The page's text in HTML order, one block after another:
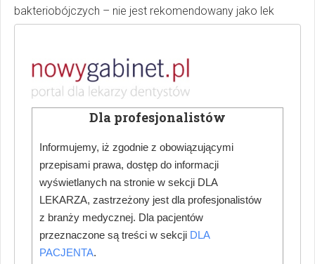
bakteriobójczych – nie jest rekomendowany jako lek
pierwszego rzutu, choć posiada znakomitą zdolność
odstawienie antybiotyku, bez jednoczesnego zalecenia
innej terapii, było błędem. Należy jednak zauważyć, że
antybiotyk został ponownie przepisany pacjentowi
podczas wizyty w dniu 25 sierpnia 2009 r., a o złym
samopoczuciu powoda lekarz został poinformowany
przez jego matkę w dniu 27 sierpnia 2009 r. Z zeznań
lekarza prowadzącego W.T. wynika, że zalecił on
wówczas konsultację z lekarzem pierwszego kontaktu.
Po wizycie w dn. 28 sierpnia 2009 r. następna kontrola
miała miejsce dopiero 22 marca 2010 r.
Dla profesjonalistów
Informujemy, iż zgodnie z obowiązującymi
przepisami prawa, dostęp do informacji
wyświetlanych na stronie w sekcji DLA
LEKARZA, zastrzeżony jest dla profesjonalistów
z branży medycznej. Dla pacjentów
przeznaczone są treści w sekcji DLA
PACJENTA.